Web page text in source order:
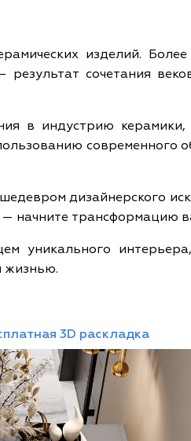
изделий.
сочетания
в индустрию
современного
дизайнерского
начните трансформацию
уникального
жизнью.
3D раскладка